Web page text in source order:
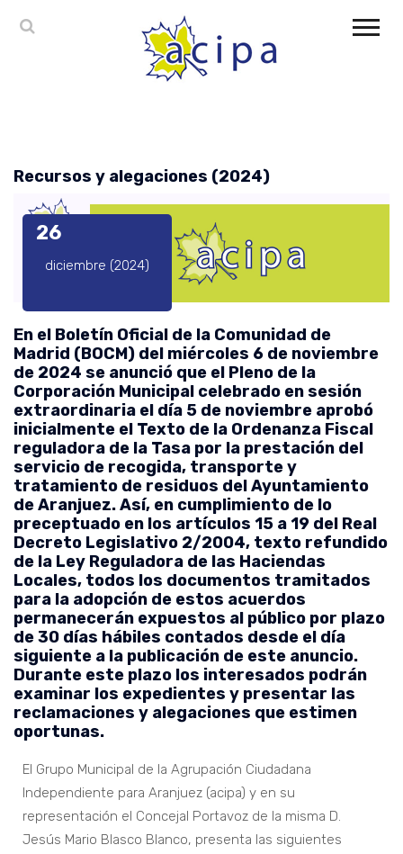
Recursos y alegaciones (2024)
26
diciembre (2024)
En el Boletín Oficial de la Comunidad de
Madrid (BOCM) del miércoles 6 de noviembre
de 2024 se anunció que el Pleno de la
Corporación Municipal celebrado en sesión
extraordinaria el día 5 de noviembre aprobó
inicialmente el Texto de la Ordenanza Fiscal
reguladora de la Tasa por la prestación del
servicio de recogida, transporte y
tratamiento de residuos del Ayuntamiento
de Aranjuez. Así, en cumplimiento de lo
preceptuado en los artículos 15 a 19 del Real
Decreto Legislativo 2/2004, texto refundido
de la Ley Reguladora de las Haciendas
Locales, todos los documentos tramitados
para la adopción de estos acuerdos
permanecerán expuestos al público por plazo
de 30 días hábiles contados desde el día
siguiente a la publicación de este anuncio.
Durante este plazo los interesados podrán
examinar los expedientes y presentar las
reclamaciones y alegaciones que estimen
oportunas.
El Grupo Municipal de la Agrupación Ciudadana
Independiente para Aranjuez (acipa) y en su
representación el Concejal Portavoz de la misma D.
Jesús Mario Blasco Blanco, presenta las siguientes